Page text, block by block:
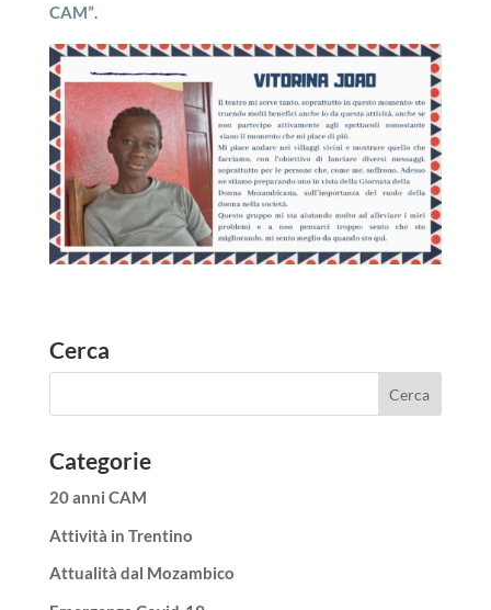
CAM”.
Cerca
Categorie
20 anni CAM
Attività in Trentino
Attualità dal Mozambico